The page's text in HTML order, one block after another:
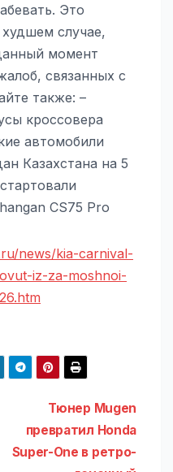
Это
случае,
момент
связанных с
также: –
кроссовера
автомобили
Казахстана на 5
CS75 Pro
news/kia-carnival-
iz-za-moshnoi-
Тюнер Mugen
превратил Honda
Super-One в ретро-